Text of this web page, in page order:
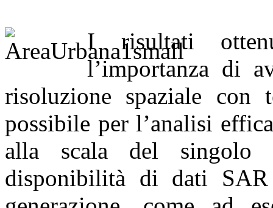
I risultati
l’importanza di
risoluzione spaziale
possibile per l’analisi
alla scala del
disponibilità di dati